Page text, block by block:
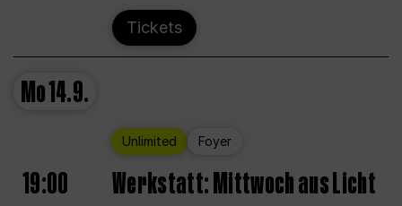
Tickets
Mo14.9.
Unlimited Foyer
19:00 Werkstatt: Mittwoch aus Licht